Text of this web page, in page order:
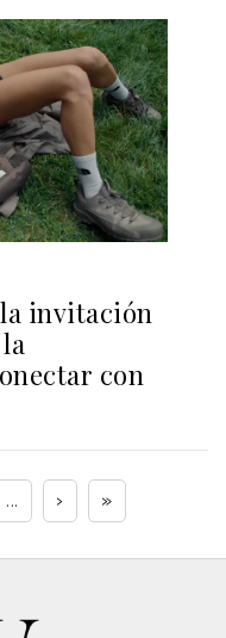
la invitación
con
... › »